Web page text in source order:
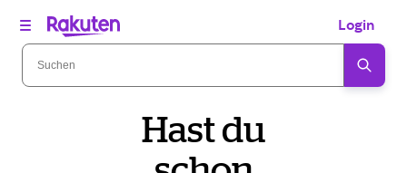
Login
Hast du